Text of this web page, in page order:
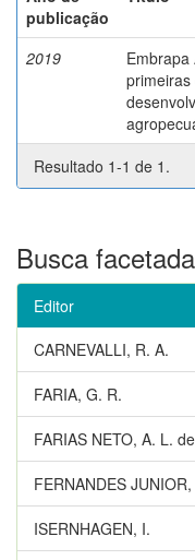
publicação
2019
Embrapa
Resultado 1-1 de 1.
Busca facetada
Editor
CARNEVALLI, R. A.
FARIA, G. R.
FARIAS NETO, A. L. de
FERNANDES JUNIOR,
ISERNHAGEN, I.